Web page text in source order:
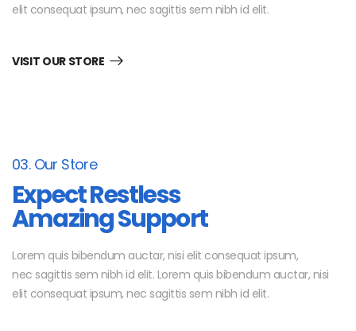
elit consequat ipsum, nec sagittis sem nibh id elit.
VISIT OUR STORE
03. Our Store
Expect Restless
Amazing Support
Lorem quis bibendum auctar, nisi elit consequat ipsum,
nec sagittis sem nibh id elit. Lorem quis bibendum auctar, nisi
elit consequat ipsum, nec sagittis sem nibh id elit.